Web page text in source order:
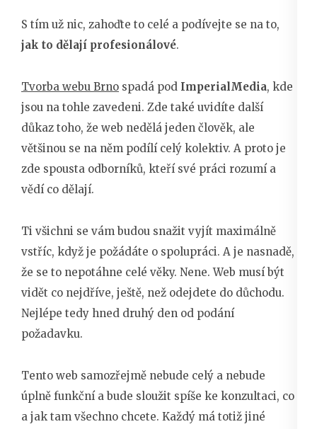
S tím už nic, zahoďte to celé a podívejte se na to,
jak to dělají profesionálové.
Tvorba webu Brno spadá pod ImperialMedia, kde
jsou na tohle zavedeni. Zde také uvidíte další
důkaz toho, že web nedělá jeden člověk, ale
většinou se na něm podílí celý kolektiv. A proto je
zde spousta odborníků, kteří své práci rozumí a
vědí co dělají.
Ti všichni se vám budou snažit vyjít maximálně
vstříc, když je požádáte o spolupráci. A je nasnadě,
že se to nepotáhne celé věky. Nene. Web musí být
vidět co nejdříve, ještě, než odejdete do důchodu.
Nejlépe tedy hned druhý den od podání
požadavku.
Tento web samozřejmě nebude celý a nebude
úplně funkční a bude sloužit spíše ke konzultaci, co
a jak tam všechno chcete. Každý má totiž jiné